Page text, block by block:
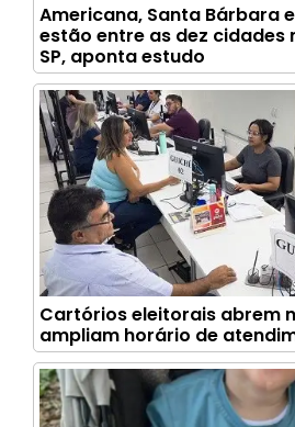
Americana, Santa Bárbara
estão entre as dez cidades
SP, aponta estudo
Cartórios eleitorais abrem
ampliam horário de